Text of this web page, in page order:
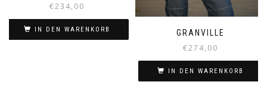
€234,00
IN DEN WARENKORB GRANVILLE
€274,00
IN DEN WARENKORB